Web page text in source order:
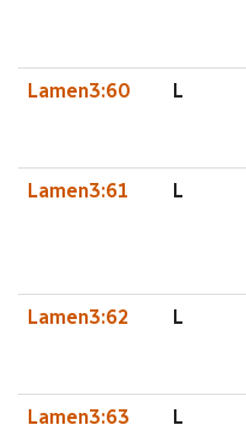
Lamen3:60 L
Lamen3:61 L
Lamen3:62 L
Lamen3:63 L